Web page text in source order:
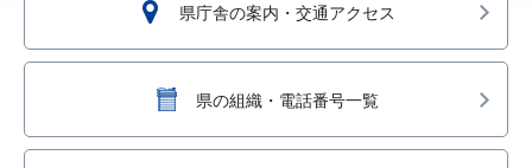
県庁舎の案内・交通アクセス
県の組織・電話番号一覧